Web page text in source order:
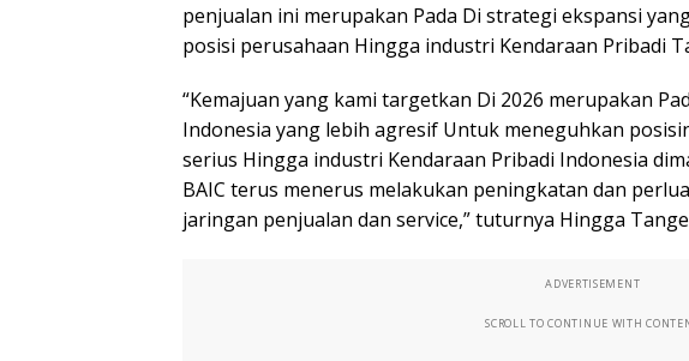
penjualan ini merupakan Pada Di strategi ekspansi
posisi perusahaan Hingga industri Kendaraan Pribadi
“Kemajuan yang kami targetkan Di 2026 merupakan
Indonesia yang lebih agresif Untuk meneguhkan
serius Hingga industri Kendaraan Pribadi Indonesia
BAIC terus menerus melakukan peningkatan dan
jaringan penjualan dan service,” tuturnya Hingga
ADVERTISEMENT
SCROLL TO CONTINUE WITH